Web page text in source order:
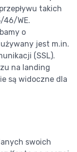
takich
46/WE.
o
jest m.in.
(SSL).
na landing
są widoczne dla
swoich